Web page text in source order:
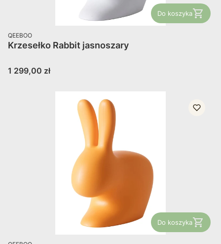
Do koszyka
PRODUCENT
QEEBOO
Krzesełko Rabbit jasnoszary
Cena
1 299,00 zł
Do koszyka
PRODUCENT